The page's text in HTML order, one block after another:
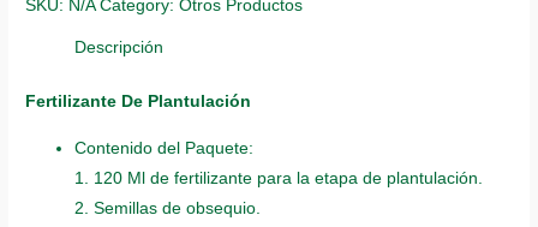
quantity
SKU: N/A Category:Otros Productos
Descripción
Fertilizante De Plantulación
Contenido del Paquete:
1. 120 Ml de fertilizante para la etapa de plantulación.
2. Semillas de obsequio.